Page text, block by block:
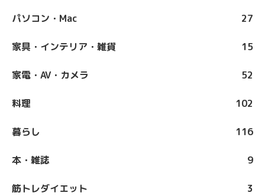
パソコン・Mac 27
家具・インテリア・雑貨 15
家電・AV・カメラ 52
料理 102
暮らし 116
本・雑誌 9
筋トレダイエット 3